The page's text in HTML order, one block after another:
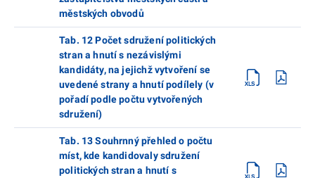
městských obvodů
Tab. 12 Počet sdružení politických
stran a hnutí s nezávislými
kandidáty, na jejichž vytvoření se
uvedené strany a hnutí podílely (v
pořadí podle počtu vytvořených
sdružení)
Tab. 13 Souhrnný přehled o počtu
míst, kde kandidovaly sdružení
politických stran a hnutí s